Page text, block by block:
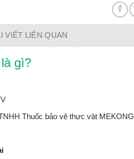
VIẾT LIÊN QUAN
gì?
Thuốc bảo vệ thực vật MEKONG